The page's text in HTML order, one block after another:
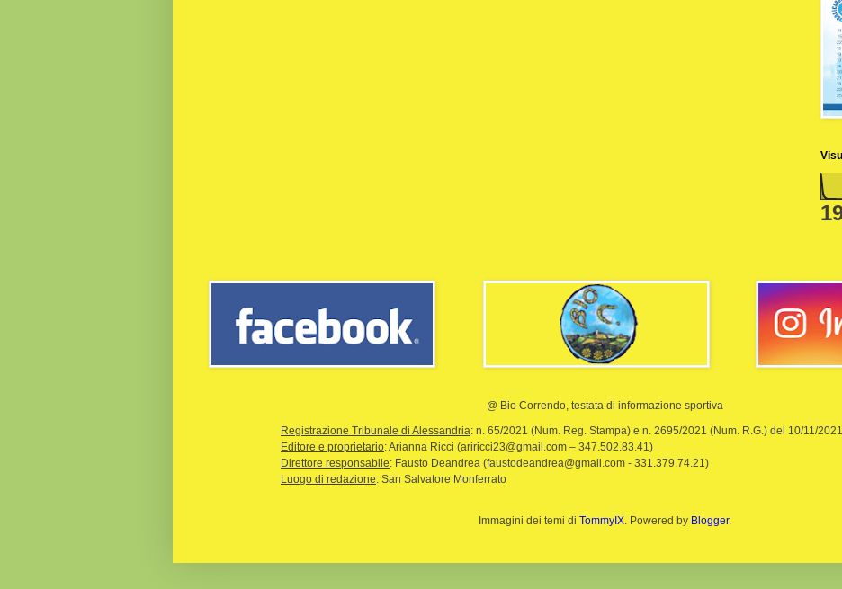
@ Bio Correndo, testata di informazione sportiva
Registrazione Tribunale di Alessandria: n. 65/2021 (Num. Reg. Stampa) e n. 2695/2021 (Num. R.G.) del 10/11/2021
Editore e proprietario: Arianna Ricci (ariricci23@gmail.com – 347.502.83.41)
Direttore responsabile: Fausto Deandrea (faustodeandrea@gmail.com - 331.379.74.21)
Luogo di redazione: San Salvatore Monferrato
Immagini dei temi di TommyIX. Powered by Blogger.